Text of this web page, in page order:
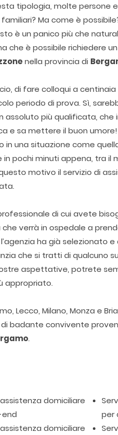
tipologia, molte persone
Ma come è
è un panico più che
che è possibile richiedere un
nella provincia di
di fare colloqui a
periodo di prova. Sì,
più qualificata, che
e sa mettere il buon
una situazione come
pochi minuti appena, tra il
motivo il servizio di
di cui avete
verrà in ospedale a
ha già selezionato
che si tratti di qualcuno
aspettative, potrete
appropriato.
Lecco, Milano, Monza e
badante convivente
.
domiciliare
domiciliare
per